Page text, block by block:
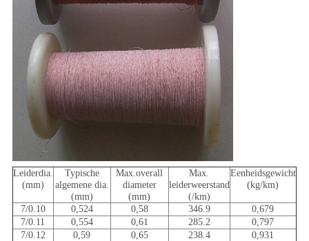
Leiderdia.
(mm)
Typische
algemene dia.
(mm)
Max.overall
diameter
(mm)
Max.
leiderweerstand
(/km)
Eenheidsgewicht
(kg/km)
7/0.10 0,524 0,58 346.9
0,679
7/0.11
0,554 0,61 285.2
0,797
7/0.12
0,59 0,65 238.4
0,931